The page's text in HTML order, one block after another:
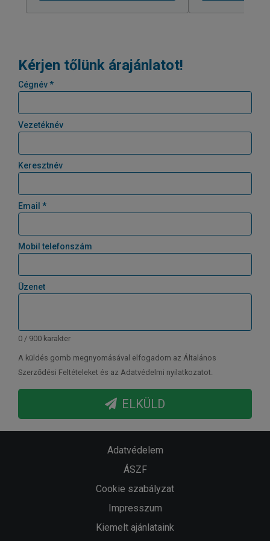
Kérjen tőlünk árajánlatot!
Cégnév *
Vezetéknév
Keresztnév
Email *
Mobil telefonszám
Üzenet
0 / 900 karakter
A küldés gomb megnyomásával elfogadom az Általános
Szerződési Feltételeket és az Adatvédelmi nyilatkozatot.
ELKÜLD
Adatvédelem
ÁSZF
Cookie szabályzat
Impresszum
Kiemelt ajánlataink